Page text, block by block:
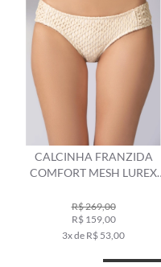
CALCINHA CANAL ROLOTÊ
MESH LUREX ROSÊ
R$ 259,00
R$ 159,00
3x de R$ 53,00